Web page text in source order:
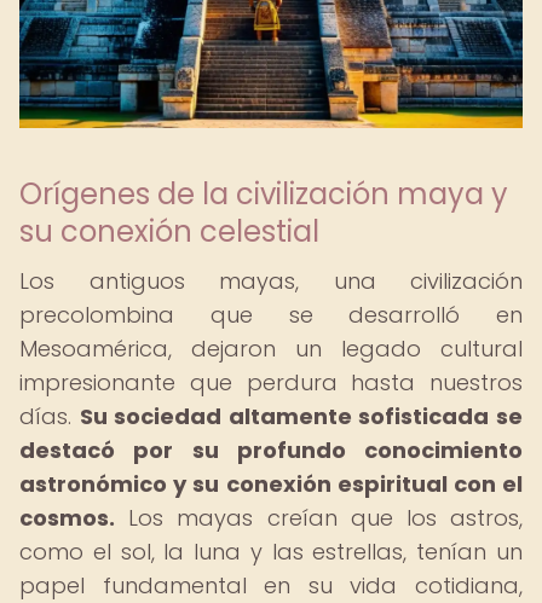
Orígenes de la civilización maya y
su conexión celestial
Los antiguos mayas, una civilización
precolombina que se desarrolló en
Mesoamérica, dejaron un legado cultural
impresionante que perdura hasta nuestros
días. Su sociedad altamente sofisticada se
destacó por su profundo conocimiento
astronómico y su conexión espiritual con el
cosmos. Los mayas creían que los astros,
como el sol, la luna y las estrellas, tenían un
papel fundamental en su vida cotidiana,